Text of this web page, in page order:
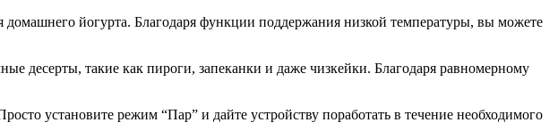
йогурта. Благодаря функции поддержания низкой температуры, вы можете
десерты, такие как пироги, запеканки и даже чизкейки. Благодаря равномерному
установите режим “Пар” и дайте устройству поработать в течение необходимого